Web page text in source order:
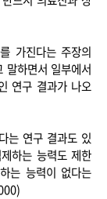
가진다는 주장의
말하면서 일부에서
연구 결과가 나오
는 연구 결과도 있
하는 능력도 제한
는 능력이 없다는